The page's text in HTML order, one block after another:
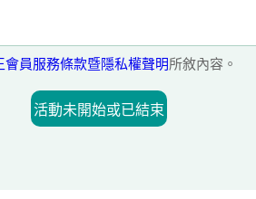
會員服務條款暨隱私權聲明所敘內容。
活動未開始或已結束